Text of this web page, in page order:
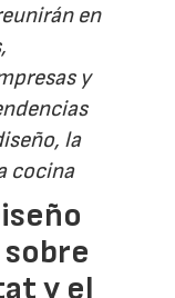
en
y
la
cocina
y el